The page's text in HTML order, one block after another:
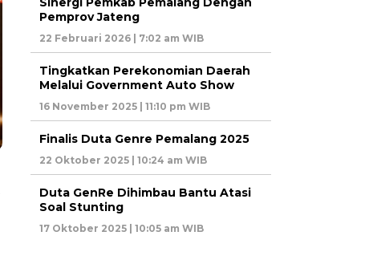
Pemprov Jateng
22 Februari 2026 | 7:02 am WIB
Tingkatkan Perekonomian Daerah
Melalui Government Auto Show
16 November 2025 | 11:10 pm WIB
Finalis Duta Genre Pemalang 2025
22 Oktober 2025 | 10:24 am WIB
Duta GenRe Dihimbau Bantu Atasi
Soal Stunting
17 Oktober 2025 | 10:05 am WIB